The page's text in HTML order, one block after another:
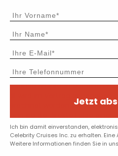
Jetzt
Ich bin damit einverstanden,
Celebrity Cruises Inc. zu erhalten.
Weitere Informationen finden Sie in